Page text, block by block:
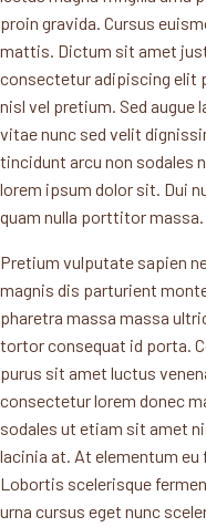
proin gravida. Cursus
mattis. Dictum sit amet
consectetur adipiscing elit
nisl vel pretium. Sed augue
vitae nunc sed velit
tincidunt arcu non sodales
lorem ipsum dolor sit. Dui
quam nulla porttitor massa.
Pretium vulputate sapien
magnis dis parturient
pharetra massa massa
tortor consequat id porta.
purus sit amet luctus
consectetur lorem donec
sodales ut etiam sit amet
lacinia at. At elementum
Lobortis scelerisque
urna cursus eget nunc